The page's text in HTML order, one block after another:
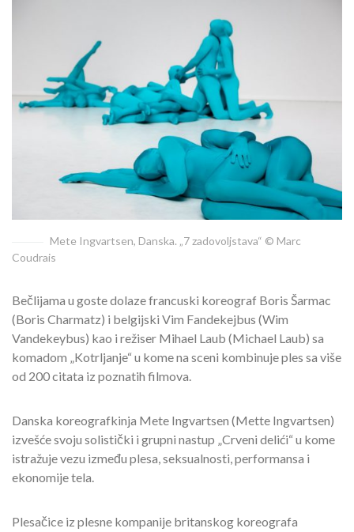
Mete Ingvartsen, Danska. „7 zadovoljstava“ © Marc
Coudrais
Bečlijama u goste dolaze francuski koreograf Boris Šarmac
(Boris Charmatz) i belgijski Vim Fandekejbus (Wim
Vandekeybus) kao i režiser Mihael Laub (Michael Laub) sa
komadom „Kotrljanje“ u kome na sceni kombinuje ples sa više
od 200 citata iz poznatih filmova.
Danska koreografkinja Mete Ingvartsen (Mette Ingvartsen)
izvešće svoju solistički i grupni nastup „Crveni delići“ u kome
istražuje vezu između plesa, seksualnosti, performansa i
ekonomije tela.
Plesačice iz plesne kompanije britanskog koreografa